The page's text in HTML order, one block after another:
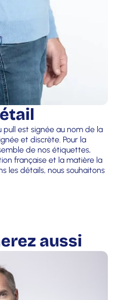
est signée au nom de la
et discrète. Pour la
de nos étiquettes,
française et la matière la
les détails, nous souhaitons
aussi